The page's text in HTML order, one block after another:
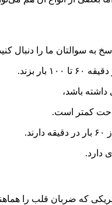
به سوالتان ما را دنبال
بزند.
باشد،
کمتر است.
دارد.
که ضربان قلب را